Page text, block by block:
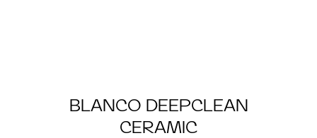
BLANCO DEEPCLEAN
CERAMIC